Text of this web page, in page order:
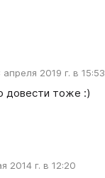
апреля 2019 г. в 15:53
довести тоже :)
2014 г. в 12:20